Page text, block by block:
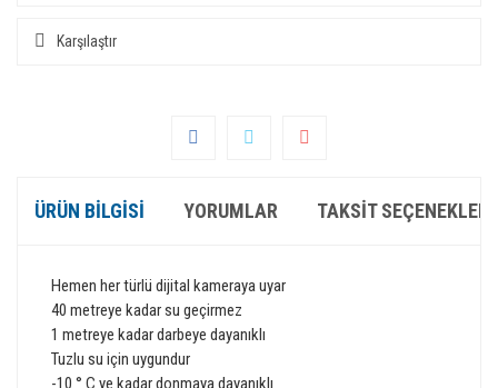
Karşılaştır
ÜRÜN BILGISI YORUMLAR TAKSIT SEÇENEKLERI
Hemen her türlü dijital kamerayauyar
40 metreye kadar su geçirmez
1 metreye kadardarbeye dayanıklı
Tuzlu su için uygundur
-10 ° C ye kadar donmaya dayanıklı